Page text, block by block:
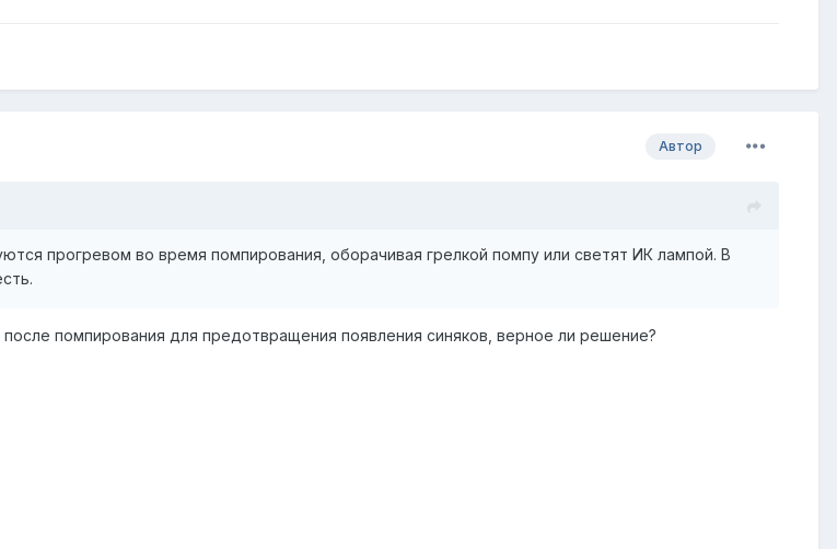
Автор
прогревом во время помпирования, оборачивая грелкой помпу или светят ИК лампой. В
помпирования для предотвращения появления синяков, верное ли решение?